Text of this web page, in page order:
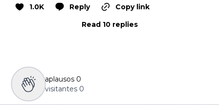
1.0K Reply
Copy link
Read 10 replies
aplausos 0
visitantes 0